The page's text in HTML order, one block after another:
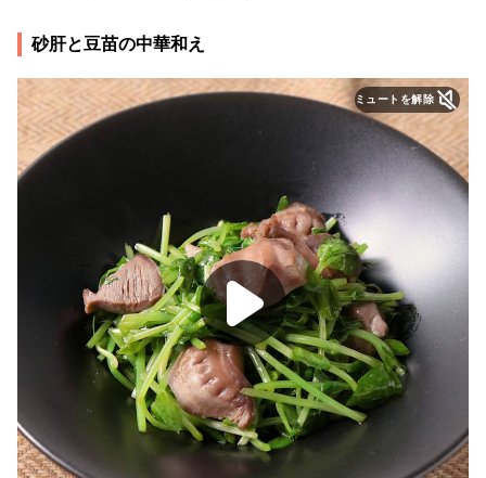
砂肝と豆苗の中華和え
ミュートを解除